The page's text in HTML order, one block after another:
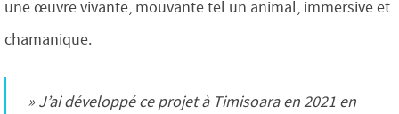
une œuvre vivante, mouvante tel un animal, immersive et
chamanique.
» J’ai développé ce projet à Timisoara en 2021 en